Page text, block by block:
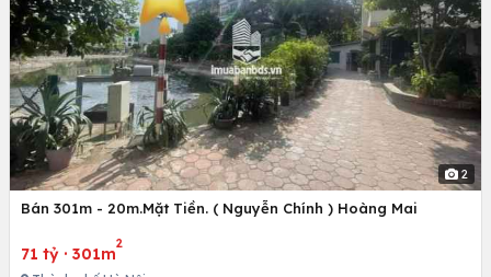
2
Bán 301m - 20m.Mặt Tiền. ( Nguyễn Chính ) Hoàng Mai
71 tỷ · 301m
2